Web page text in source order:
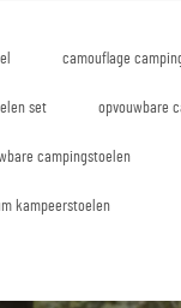
camouflage
set opvouwbare
campingstoelen
kampeerstoelen